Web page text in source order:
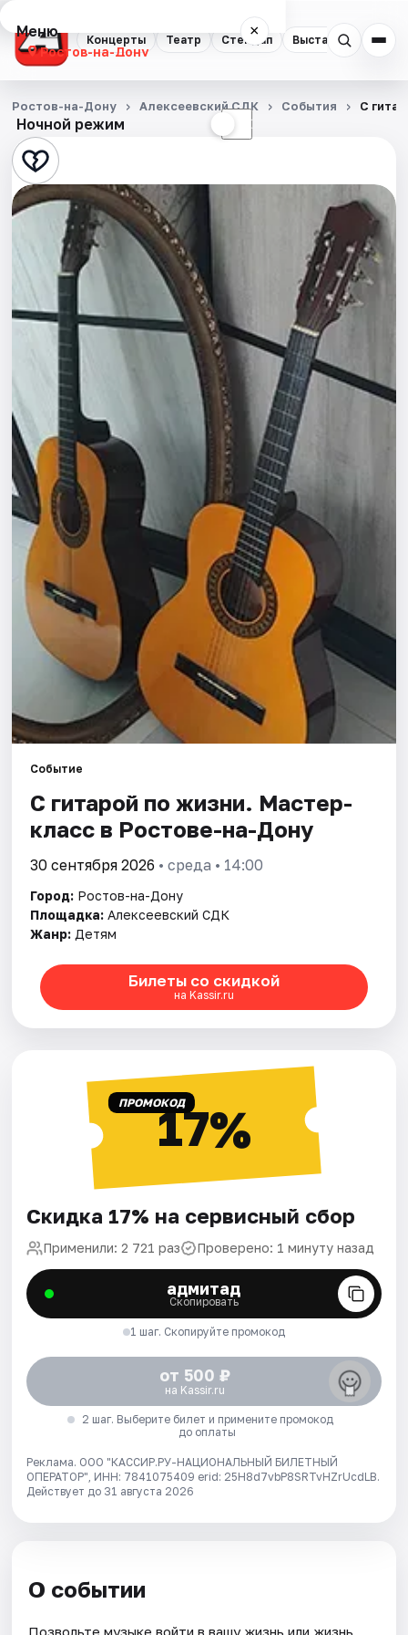
Концерты Театр Стендап Выставки
Меню ×
Ростов-на-Дону
Концерты
Театр
Стендап
Выставки
Квесты
Экскурсии
Спорт
События
Города
Площадки
Артисты
Рейтинги
Ночной режим ☾
Ростов-на-Дону Алексеевский СДК События С
Событие
С гитарой по жизни. Мастер-
класс в Ростове-на-Дону
30 сентября 2026 • среда • 14:00
Город: Ростов-на-Дону
Площадка: Алексеевский СДК
Жанр: Детям
Билеты со скидкой
на Kassir.ru
ПРОМОКОД17%
Скидка 17% на сервисный сбор
Применили: 2 721 раз Проверено: 1 минуту назад
адмитад
Скопировать
1 шаг. Скопируйте промокод
от 500 ₽
на Kassir.ru
2 шаг. Выберите билет и примените промокод
до оплаты
Реклама. ООО "КАССИР.РУ-НАЦИОНАЛЬНЫЙ БИЛЕТНЫЙ
ОПЕРАТОР", ИНН: 7841075409 erid: 25H8d7vbP8SRTvHZrUcdLB.
Действует до 31 августа 2026
О событии
Позвольте музыке войти в вашу жизнь или жизнь